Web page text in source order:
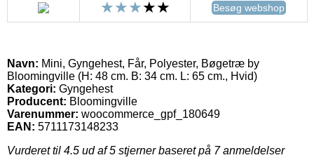
Besøg webshop
Navn: Mini, Gyngehest, Får, Polyester, Bøgetræ by
Bloomingville (H: 48 cm. B: 34 cm. L: 65 cm., Hvid)
Kategori: Gyngehest
Producent: Bloomingville
Varenummer: woocommerce_gpf_180649
EAN: 5711173148233
Vurderet til 4.5 ud af 5 stjerner baseret på 7anmeldelser